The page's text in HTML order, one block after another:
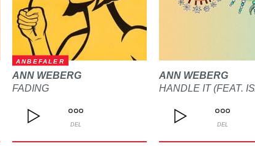
ANBEFALER
ANN WEBERG
FADING
DEL
ANN WEBERG
DEL